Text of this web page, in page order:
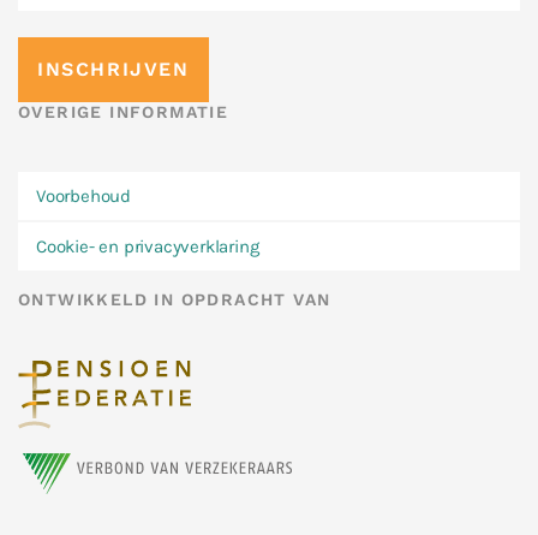
OVERIGE INFORMATIE
Voorbehoud
Cookie- en privacyverklaring
ONTWIKKELD IN OPDRACHT VAN